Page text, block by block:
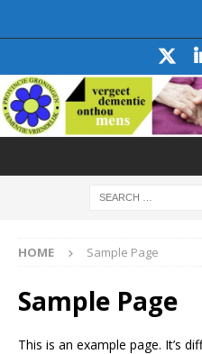
HOME Sample Page
Sample Page
This is an example page. It’s